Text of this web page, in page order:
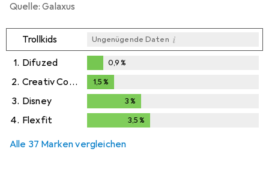
Quelle: Galaxus
Trollkids Ungenügende Daten i
1. Difuzed
0,9%
0,9%
2. Creativ Company 1,5 %
3. Disney 3 %
4. Flexfit 3,5 %
Alle 37 Marken vergleichen